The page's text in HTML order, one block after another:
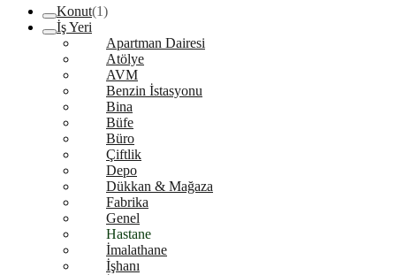
Konut(1)
İş Yeri
Apartman Dairesi
Atölye
AVM
Benzin İstasyonu
Bina
Büfe
Büro
Çiftlik
Depo
Dükkan & Mağaza
Fabrika
Genel
Hastane
İmalathane
İşhanı